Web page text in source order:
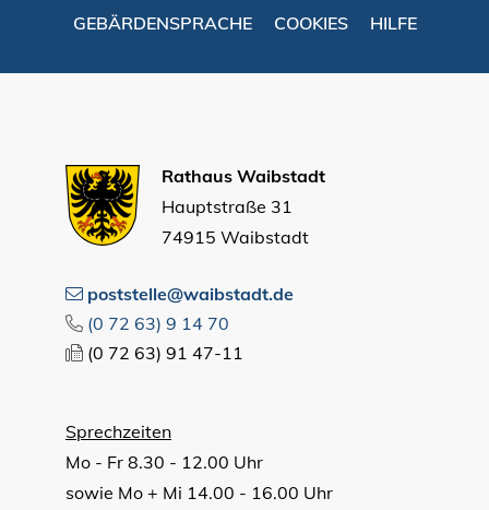
GEBÄRDENSPRACHE
COOKIES HILFE
Rathaus Waibstadt
Hauptstraße 31
74915 Waibstadt
poststelle@waibstadt.de
(0 72 63) 9 14 70
(0 72 63) 91 47-11
Sprechzeiten
Mo - Fr 8.30 - 12.00 Uhr
sowie Mo + Mi 14.00 - 16.00 Uhr